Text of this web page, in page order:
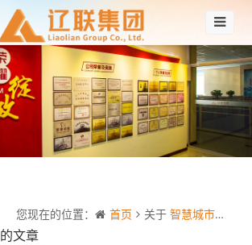
您现在的位置： 首页 关于 智慧城市 的文
的文章